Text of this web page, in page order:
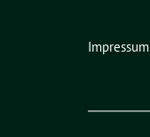
Impressum